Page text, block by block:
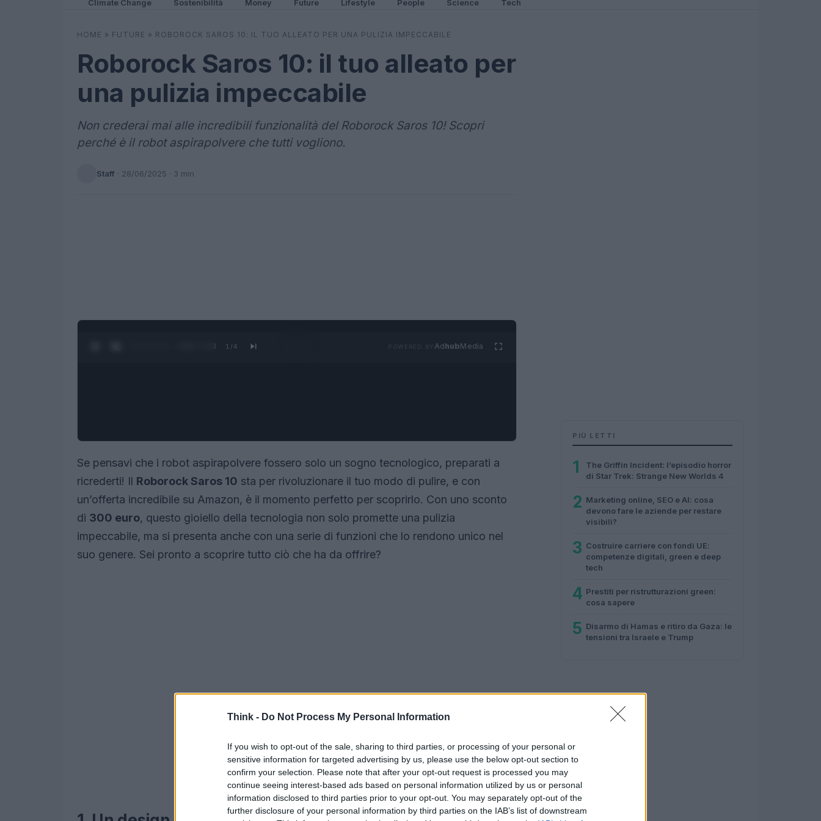
Think - Do Not Process My Personal Information
If you wish to opt-out of the sale, sharing to third parties, or processing of your personal or
sensitive information for targeted advertising by us, please use the below opt-out section to
confirm your selection. Please note that after your opt-out request is processed you may
continue seeing interest-based ads based on personal information utilized by us or personal
information disclosed to third parties prior to your opt-out. You may separately opt-out of the
further disclosure of your personal information by third parties on the IAB’s list of downstream
Climate Change Sostenibilità Money Future Lifestyle People Science Tech
HOME » FUTURE » ROBOROCK SAROS 10: IL TUO ALLEATO PER UNA PULIZIA IMPECCABILE
Roborock Saros 10: il tuo alleato per
una pulizia impeccabile
Non crederai mai alle incredibili funzionalità del Roborock Saros 10! Scopri
perché è il robot aspirapolvere che tutti vogliono.
Staff · 28/06/2025 · 3 min
0:27 / 1:23 1 /4 AdhubMedia
Se pensavi che i robot aspirapolvere fossero solo un sogno tecnologico, preparati a
ricrederti! Il Roborock Saros 10 sta per rivoluzionare il tuo modo di pulire, e con
un’offerta incredibile su Amazon, è il momento perfetto per scoprirlo. Con uno sconto
di 300 euro, questo gioiello della tecnologia non solo promette una pulizia
impeccabile, ma si presenta anche con una serie di funzioni che lo rendono unico nel
suo genere. Sei pronto a scoprire tutto ciò che ha da offrire?
PIÙ LETTI
1
The Griffin Incident: l’episodio horror
di Star Trek: Strange New Worlds 4
2 Marketing online, SEO e AI: cosa
devono fare le aziende per restare
visibili?
3 Costruire carriere con fondi UE:
competenze digitali, green e deep
tech
4 Prestiti per ristrutturazioni green:
cosa sapere
5 Disarmo di Hamas e ritiro da Gaza: le
tensioni tra Israele e Trump